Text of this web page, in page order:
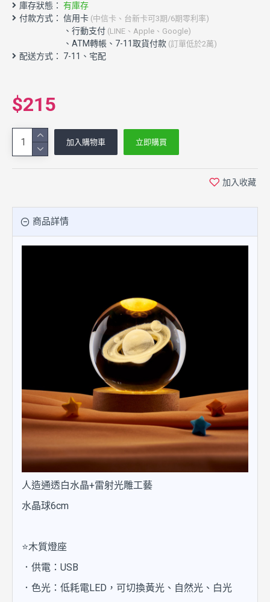
庫存狀態： 有庫存
付款方式： 信用卡 (中信卡、台新卡可3期/6期零利率)
配送方式： 7-11、宅配
$215
加入購物車 立即購買
加入收藏
商品詳情
人造通透白水晶+雷射光雕工藝
水晶球6cm
⭐木質燈座
．供電：USB
．色光：低耗電LED，可切換黃光、自然光、白光